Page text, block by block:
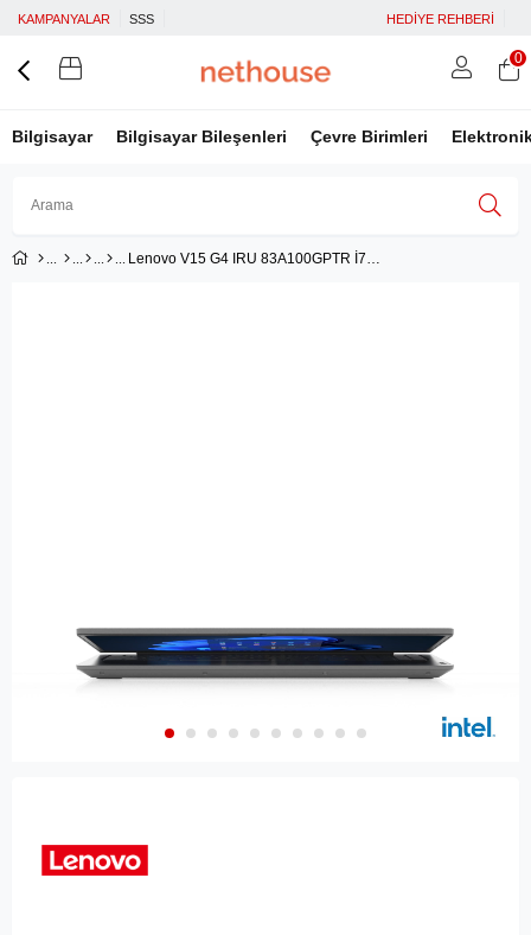
KAMPANYALAR SSS HEDİYE REHBERİ
Bilgisayar Bilgisayar Bileşenleri Çevre Birimleri
0
Lenovo V15 G4 IRU 83A100GPTR İ7-1355U 16GB 512GB SSD İntel İris XE 15.6'' FHD Freedos Taşınabilir Bilgisayar